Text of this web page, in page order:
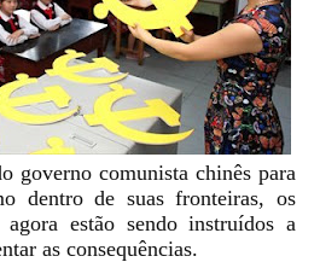
governo comunista chinês para
dentro de suas fronteiras, os
estão sendo instruídos a
as consequências.